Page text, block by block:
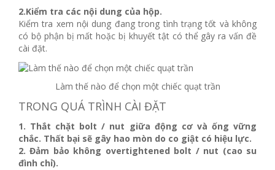
2.Kiểm tra các nội dung của hộp.
Kiểm tra xem nội dung đang trong tình trạng tốt và không
có bộ phận bị mất hoặc bị khuyết tật có thể gây ra vấn đề
cài đặt.
Làm thế nào để chọn một chiếc quạt trần
TRONG QUÁ TRÌNH CÀI ĐẶT
1. Thắt chặt bolt / nut giữa động cơ và ống vững
chắc. Thất bại sẽ gây hao mòn do co giật có hiệu lực.
2. Đảm bảo không overtightened bolt / nut (cao su
đình chỉ).